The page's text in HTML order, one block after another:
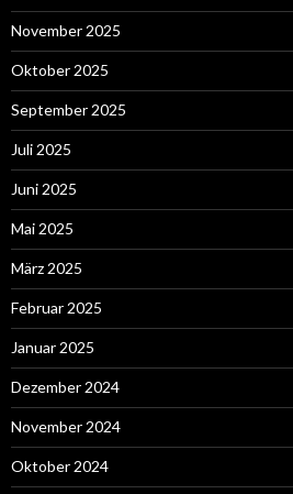
November 2025
Oktober 2025
September 2025
Juli 2025
Juni 2025
Mai 2025
März 2025
Februar 2025
Januar 2025
Dezember 2024
November 2024
Oktober 2024